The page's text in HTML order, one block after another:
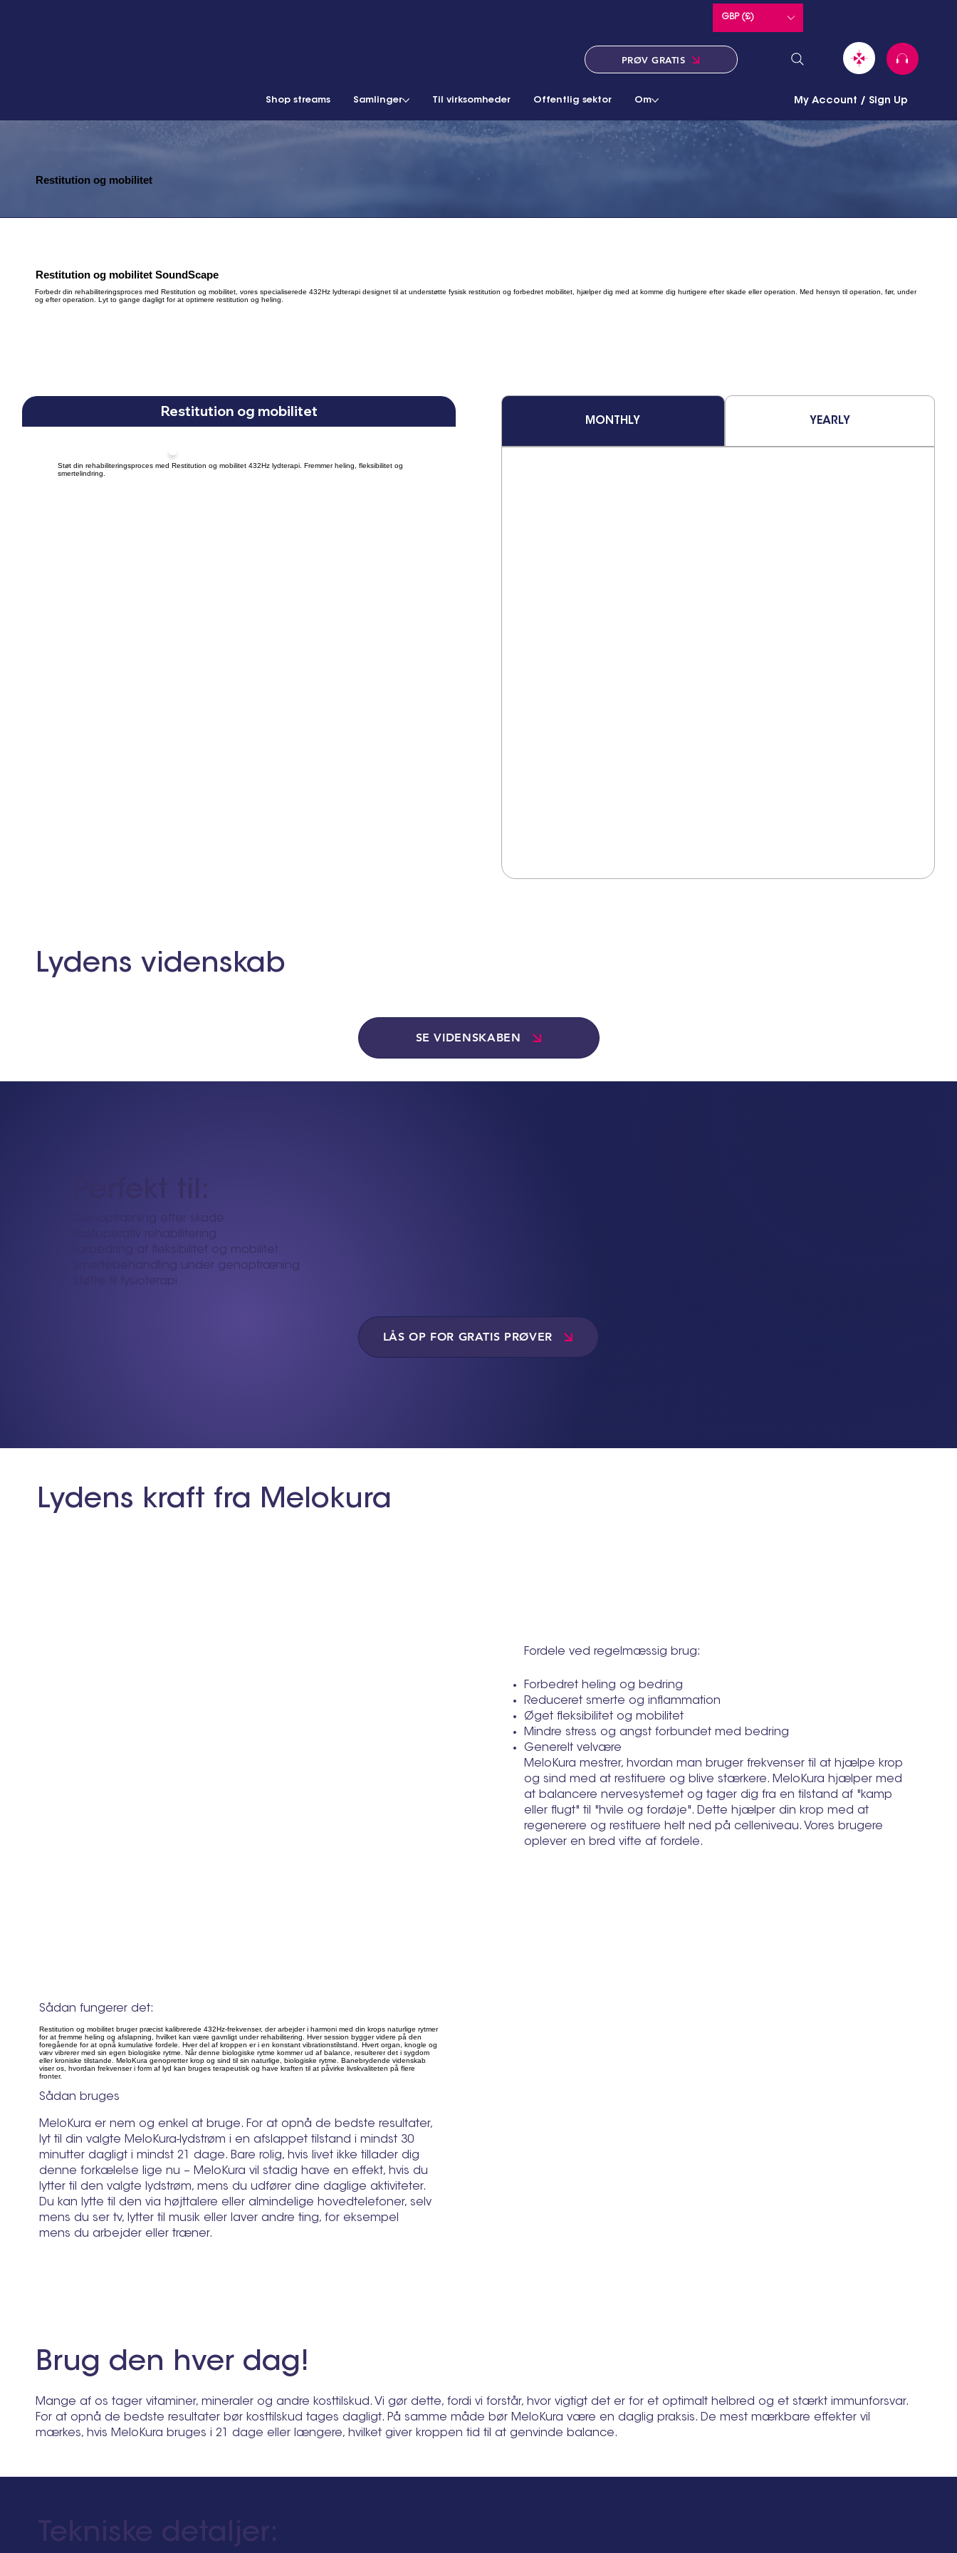
GBP (£)
PRØV GRATIS
Shop streams Samlinger Til virksomheder Offentlig sektor Om My Account / Sign Up
Restitution og mobilitet
Restitution og mobilitet SoundScape
Forbedr din rehabiliteringsproces med Restitution og mobilitet, vores specialiserede 432Hz lydterapi designet til at understøtte fysisk restitution og forbedret mobilitet, hjælper dig med at komme dig hurtigere efter skade eller operation. Med hensyn til operation, før, under
og efter operation. Lyt to gange dagligt for at optimere restitution og heling.
MONTHLY YEARLY
Restitution og mobilitet
Støt din rehabiliteringsproces med Restitution og mobilitet 432Hz lydterapi. Fremmer heling, fleksibilitet og
smertelindring.
Lydens videnskab
SE VIDENSKABEN
Perfekt til:
Genoptræning efter skade
Postoperativ rehabilitering
Forbedring af fleksibilitet og mobilitet
Smertebehandling under genoptræning
Støtte til fysioterapi
LÅS OP FOR GRATIS PRØVER
Lydens kraft fra Melokura
Fordele ved regelmæssig brug:
Forbedret heling og bedring
Reduceret smerte og inflammation
Øget fleksibilitet og mobilitet
Mindre stress og angst forbundet med bedring
Generelt velvære
MeloKura mestrer, hvordan man bruger frekvenser til at hjælpe krop
og sind med at restituere og blive stærkere. MeloKura hjælper med
at balancere nervesystemet og tager dig fra en tilstand af "kamp
eller flugt" til "hvile og fordøje". Dette hjælper din krop med at
regenerere og restituere helt ned på celleniveau. Vores brugere
oplever en bred vifte af fordele.
Sådan fungerer det:
Restitution og mobilitet bruger præcist kalibrerede 432Hz-frekvenser, der arbejder i harmoni med din krops naturlige rytmer
for at fremme heling og afslapning, hvilket kan være gavnligt under rehabilitering. Hver session bygger videre på den
foregående for at opnå kumulative fordele. Hver del af kroppen er i en konstant vibrationstilstand. Hvert organ, knogle og
væv vibrerer med sin egen biologiske rytme. Når denne biologiske rytme kommer ud af balance, resulterer det i sygdom
eller kroniske tilstande. MeloKura genopretter krop og sind til sin naturlige, biologiske rytme. Banebrydende videnskab
viser os, hvordan frekvenser i form af lyd kan bruges terapeutisk og have kraften til at påvirke livskvaliteten på flere
fronter.
Sådan bruges
MeloKura er nem og enkel at bruge. For at opnå de bedste resultater,
lyt til din valgte MeloKura-lydstrøm i en afslappet tilstand i mindst 30
minutter dagligt i mindst 21 dage. Bare rolig, hvis livet ikke tillader dig
denne forkælelse lige nu – MeloKura vil stadig have en effekt, hvis du
lytter til den valgte lydstrøm, mens du udfører dine daglige aktiviteter.
Du kan lytte til den via højttalere eller almindelige hovedtelefoner, selv
mens du ser tv, lytter til musik eller laver andre ting, for eksempel
mens du arbejder eller træner.
Brug den hver dag!
Mange af os tager vitaminer, mineraler og andre kosttilskud. Vi gør dette, fordi vi forstår, hvor vigtigt det er for et optimalt helbred og et stærkt immunforsvar.
For at opnå de bedste resultater bør kosttilskud tages dagligt. På samme måde bør MeloKura være en daglig praksis. De mest mærkbare effekter vil
mærkes, hvis MeloKura bruges i 21 dage eller længere, hvilket giver kroppen tid til at genvinde balance.
Tekniske detaljer: